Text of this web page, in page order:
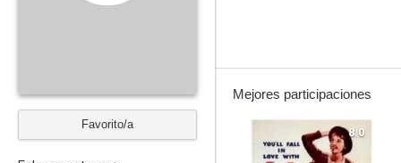
Favorito/a
Mejores participaciones
8.0